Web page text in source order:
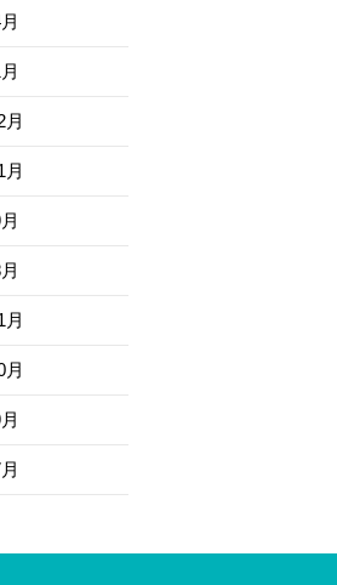
月
月
月
月